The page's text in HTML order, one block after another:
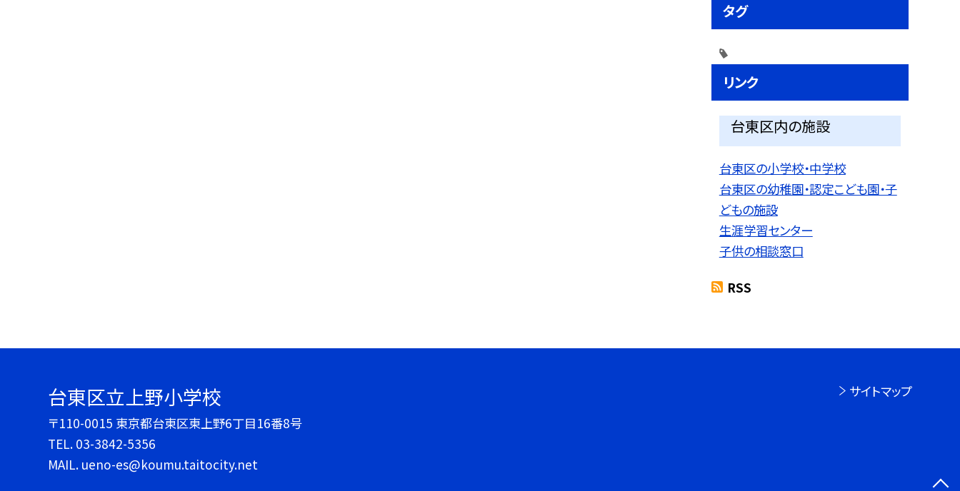
タグ
リンク
台東区内の施設
台東区の小学校・中学校
台東区の幼稚園・認定こども園・子
どもの施設
生涯学習センター
子供の相談窓口
RSS
台東区立上野小学校
〒110-0015 東京都台東区東上野6丁目16番8号
TEL. 03-3842-5356
MAIL. ueno-es@koumu.taitocity.net
サイトマップ